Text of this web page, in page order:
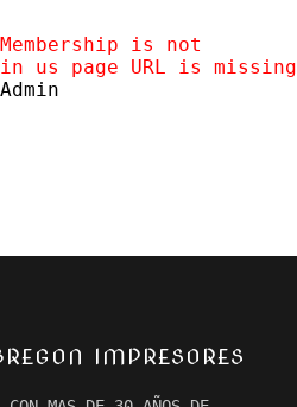
is not
us page URL is missing
Admin
IMPRESORES